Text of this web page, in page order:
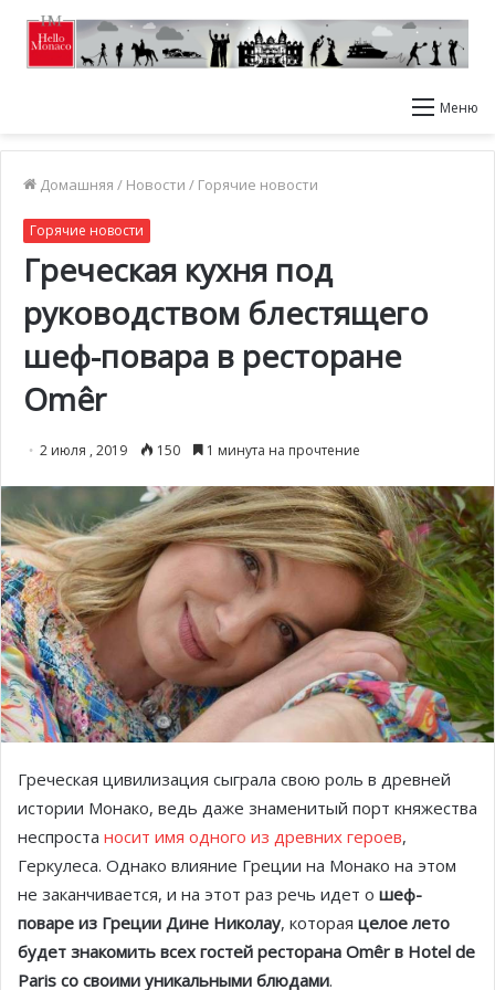
Меню
Домашняя / Новости / Горячие новости
Горячие новости
Греческая кухня под
руководством блестящего
шеф-повара в ресторане
Omêr
2 июля , 2019 150 1 минута на прочтение
Греческая цивилизация сыграла свою роль в древней
истории Монако, ведь даже знаменитый порт княжества
неспроста носит имя одного из древних героев,
Геркулеса. Однако влияние Греции на Монако на этом
не заканчивается, и на этот раз речь идет о шеф-
поваре из Греции Дине Николау, которая целое лето
будет знакомить всех гостей ресторана Omêr в Hotel de
Paris со своими уникальными блюдами.